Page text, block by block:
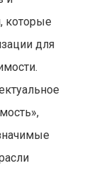
которые
для